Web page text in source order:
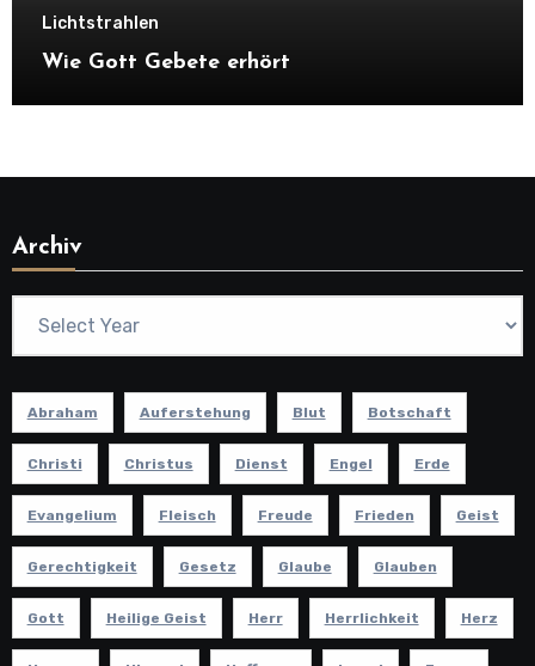
Lichtstrahlen
Wie Gott Gebete erhört
Archiv
Abraham Auferstehung Blut Botschaft
Christi Christus Dienst Engel Erde
Evangelium Fleisch Freude Frieden Geist
Gerechtigkeit Gesetz Glaube Glauben
Gott Heilige Geist Herr Herrlichkeit Herz